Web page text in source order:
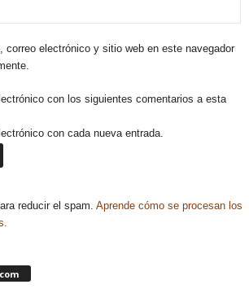
correo electrónico y sitio web en este navegador
con los siguientes comentarios a esta
con cada nueva entrada.
reducir el spam. Aprende cómo se procesan los